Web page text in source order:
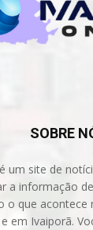
SOBRE
um site de
a informação
o que acontece
em Ivaiporã.